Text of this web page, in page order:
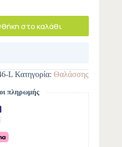
στο καλάθι
L Κατηγορία: Θαλάσσης
πληρωμής